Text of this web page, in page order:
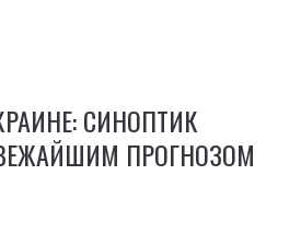
СИНОПТИК
ПРОГНОЗОМ